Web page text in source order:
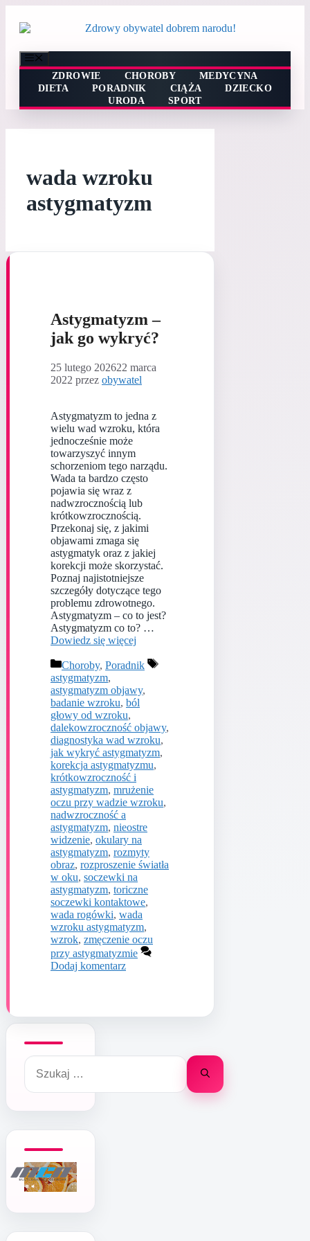
treści
ZDROWIE
CHOROBY
MEDYCYNA
DIETA
PORADNIK CIĄŻA
DZIECKO
URODA
SPORT
wada wzroku
astygmatyzm
Astygmatyzm –
jak go wykryć?
25 lutego 202622 marca
2022 przez obywatel
Astygmatyzm to jedna z
wielu wad wzroku, która
jednocześnie może
towarzyszyć innym
schorzeniom tego narządu.
Wada ta bardzo często
pojawia się wraz z
nadwzrocznością lub
krótkowzrocznością.
Przekonaj się, z jakimi
objawami zmaga się
astygmatyk oraz z jakiej
korekcji może skorzystać.
Poznaj najistotniejsze
szczegóły dotyczące tego
problemu zdrowotnego.
Astygmatyzm – co to jest?
Astygmatyzm co to? …
Dowiedz się więcej
Kategorie
Choroby, Poradnik
Tagi
astygmatyzm,
astygmatyzm objawy,
badanie wzroku, ból
głowy od wzroku,
dalekowzroczność objawy,
diagnostyka wad wzroku,
jak wykryć astygmatyzm,
korekcja astygmatyzmu,
krótkowzroczność i
astygmatyzm, mrużenie
oczu przy wadzie wzroku,
nadwzroczność a
astygmatyzm, nieostre
widzenie, okulary na
astygmatyzm, rozmyty
obraz, rozproszenie światła
w oku, soczewki na
astygmatyzm, toriczne
soczewki kontaktowe,
wada rogówki, wada
wzroku astygmatyzm,
wzrok, zmęczenie oczu
przy astygmatyzmie
Dodaj komentarz
Szukaj: